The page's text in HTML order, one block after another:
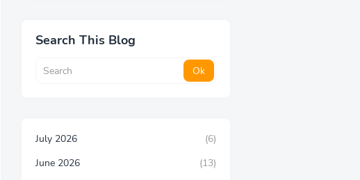
Search This Blog
July 2026
(6)
June 2026
(13)